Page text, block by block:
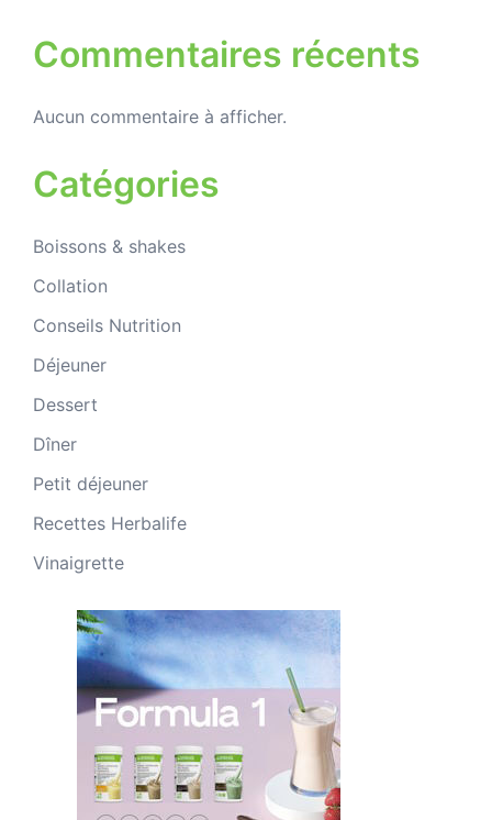
Commentaires récents
Aucun commentaire à afficher.
Catégories
Boissons & shakes
Collation
Conseils Nutrition
Déjeuner
Dessert
Dîner
Petit déjeuner
Recettes Herbalife
Vinaigrette